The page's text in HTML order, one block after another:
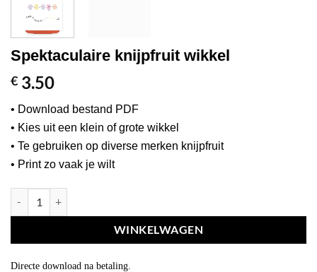
Spektaculaire knijpfruit wikkel
€ 3.50
• Download bestand PDF
• Kies uit een klein of grote wikkel
• Te gebruiken op diverse merken knijpfruit
• Print zo vaak je wilt
WINKELWAGEN
Directe download na betaling.